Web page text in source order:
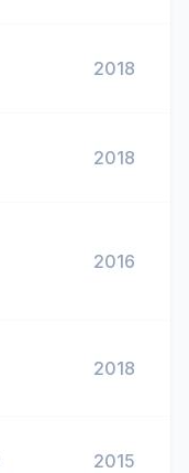
2018
2018
2016
2018
2015